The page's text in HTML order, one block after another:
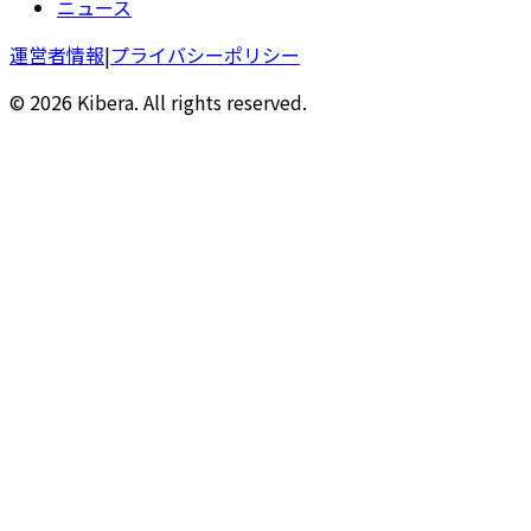
ニュース
運営者情報|プライバシーポリシー
© 2026 Kibera. All rights reserved.